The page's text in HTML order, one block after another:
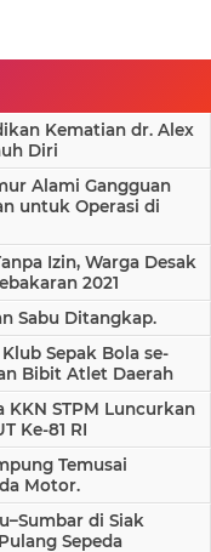
Kematian dr. Alex
Diri
Alami Gangguan
untuk Operasi di
Izin, Warga Desak
2021
Sabu Ditangkap.
Sepak Bola se-
Bibit Atlet Daerah
KKN STPM Luncurkan
Ke-81 RI
Temusai
Motor.
di Siak
Sepeda